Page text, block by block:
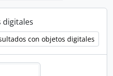
digitales
con objetos digitales